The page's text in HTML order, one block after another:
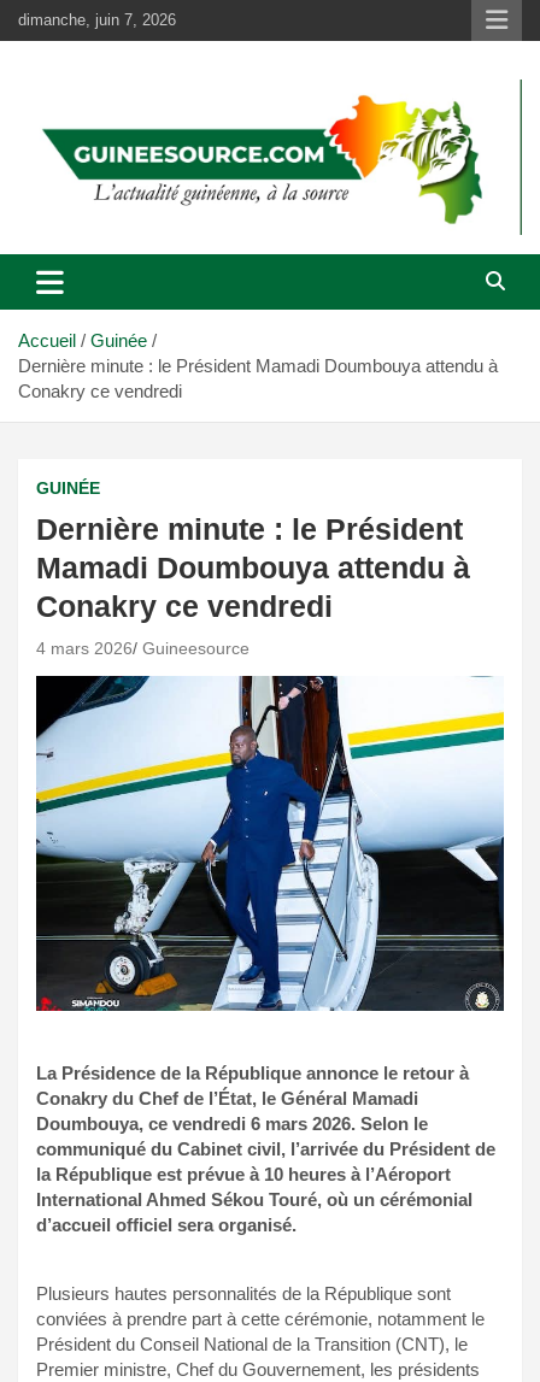
Aller
au
dimanche, juin 7, 2026
Accueil
Guinée
Dernière minute : le Président Mamadi Doumbouya attendu à
Conakry ce vendredi
GUINÉE
Dernière minute : le Président
Mamadi Doumbouya attendu à
Conakry ce vendredi
4 mars 2026 Guineesource
La Présidence de la République annonce le retour à
Conakry du Chef de l’État, le Général Mamadi
Doumbouya, ce vendredi 6 mars 2026. Selon le
communiqué du Cabinet civil, l’arrivée du Président de
la République est prévue à 10 heures à l’Aéroport
International Ahmed Sékou Touré, où un cérémonial
d’accueil officiel sera organisé.
Plusieurs hautes personnalités de la République sont
conviées à prendre part à cette cérémonie, notamment le
Président du Conseil National de la Transition (CNT), le
Premier ministre, Chef du Gouvernement, les présidents